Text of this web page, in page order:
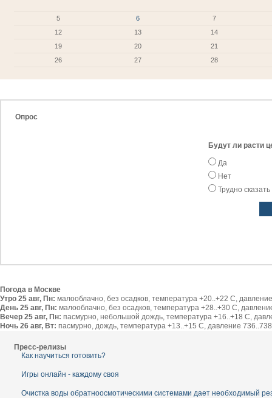
5 6
7
12
13
14
19
20
21
26
27 28
Опрос
Будут ли расти
Да
Нет
Трудно сказать
Погода в Москве
Утро 25 авг, Пн: малооблачно, без осадков, температура +20..+22 С,
День 25 авг, Пн: малооблачно, без осадков, температура +28..+30 С,
Вечер 25 авг, Пн: пасмурно, небольшой дождь, температура +16..+18 С,
Ночь 26 авг, Вт: пасмурно, дождь, температура +13..+15 С, давление
Пресс-релизы
Как научиться готовить?
Игры онлайн - каждому своя
Очистка воды обратноосмотическими системами дает необходимый